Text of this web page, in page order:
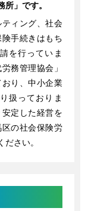
」です。
ィング、社会
手続きはもち
を行っていま
務管理協会」
おり、中小企業
扱っておりま
定した経営を
の社会保険労
さい。